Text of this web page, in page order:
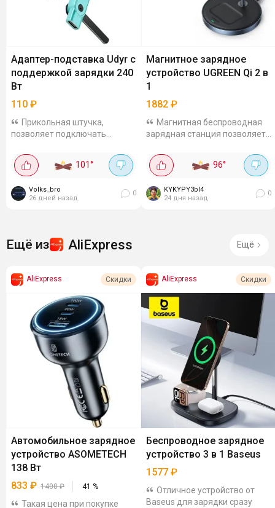
Адаптер-подставка Udyr с
поддержкой зарядки 240
Вт
110 ₽
Прикольная штучка,
позволяет подключать
90 градусов. Поддерживает
быструю зарядку. Имеет Type-
на выбор. За...
101°
Volks_bro
26 дней назад
0
Магнитное зарядное
устройство UGREEN Qi 2 в
1
1882 ₽
Магнитная беспроводная
зарядная станция позволяет
смартфон (с поддержкой
MagSafe) и наушники (AirPods
зарядкой). Имеет...
96°
KYKYPY3bI4
24 дня назад
0
Ещё из AliExpress Ещё
AliExpress Скидки
Автомобильное зарядное
устройство ASOMETECH
138 Вт
833 ₽ 1400₽ 41 %
Такая цена при покупке
AliExpress Скидки
Беспроводное зарядное
устройство 3 в 1 Baseus
1577 ₽
Отличное устройство от
Baseus для зарядки сразу